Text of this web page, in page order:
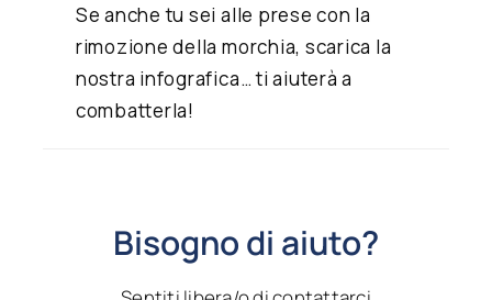
Se anche tu sei alle prese con la
rimozione della morchia, scarica la
nostra infografica… ti aiuterà a
combatterla!
Bisogno di aiuto?